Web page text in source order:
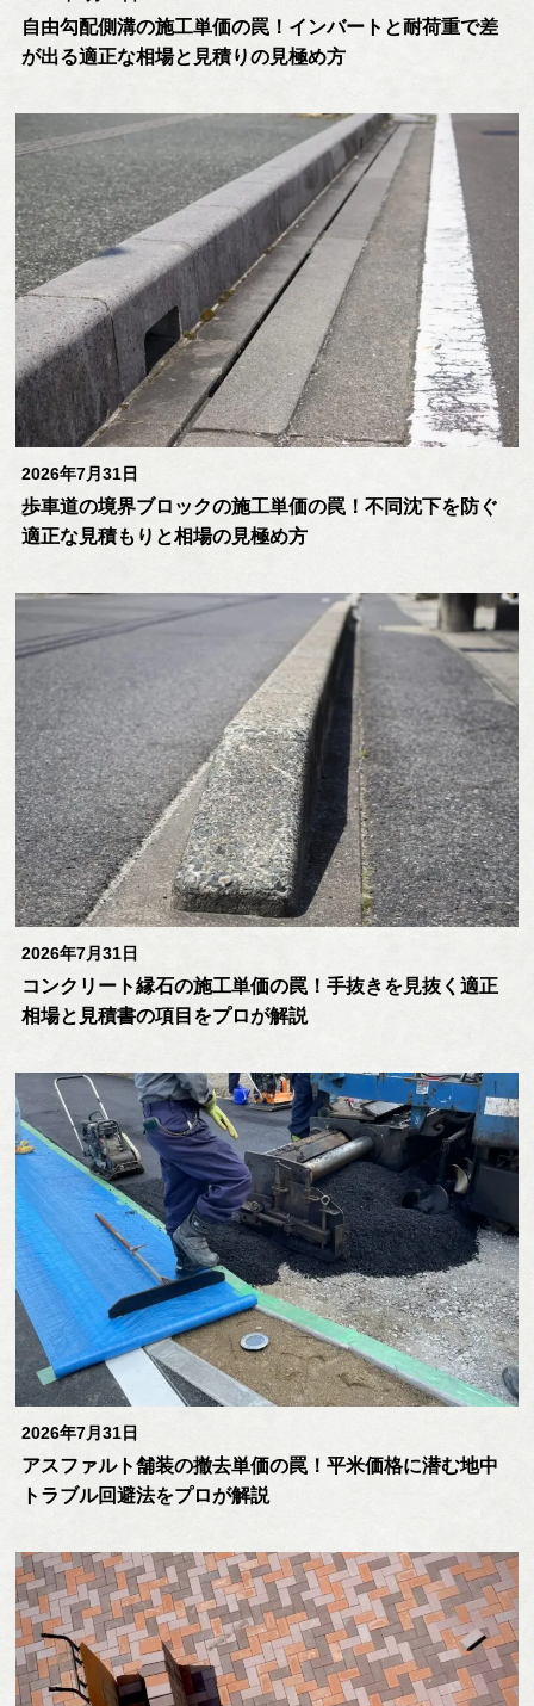
自由勾配側溝の施工単価の罠！インバートと耐荷重で差
が出る適正な相場と見積りの見極め方
2026年7月31日
歩車道の境界ブロックの施工単価の罠！不同沈下を防ぐ
適正な見積もりと相場の見極め方
2026年7月31日
コンクリート縁石の施工単価の罠！手抜きを見抜く適正
相場と見積書の項目をプロが解説
2026年7月31日
アスファルト舗装の撤去単価の罠！平米価格に潜む地中
トラブル回避法をプロが解説